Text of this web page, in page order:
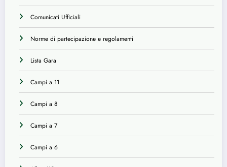
Comunicati Ufficiali
Norme di partecipazione e regolamenti
Lista Gara
Campi a 11
Campi a 8
Campi a 7
Campi a 6